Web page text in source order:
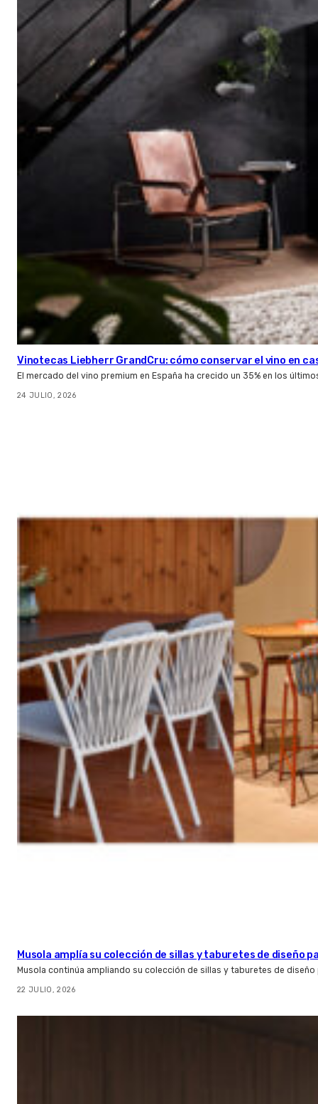
Vinotecas Liebherr GrandCru: cómo conservar el vino en
El mercado del vino premium en España ha crecido un 35% en los
24 JULIO, 2026
Musola amplía su colección de sillas y taburetes de diseño
Musola continúa ampliando su colección de sillas y taburetes de
22 JULIO, 2026